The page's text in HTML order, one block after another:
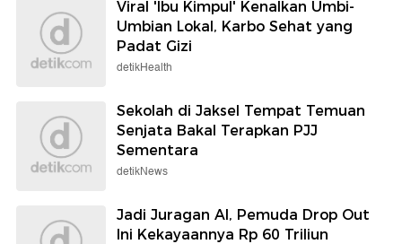
Viral 'Ibu Kimpul' Kenalkan Umbi-
Umbian Lokal, Karbo Sehat yang
Padat Gizi
detikHealth
Sekolah di Jaksel Tempat Temuan
Senjata Bakal Terapkan PJJ
Sementara
detikNews
Jadi Juragan AI, Pemuda Drop Out
Ini Kekayaannya Rp 60 Triliun